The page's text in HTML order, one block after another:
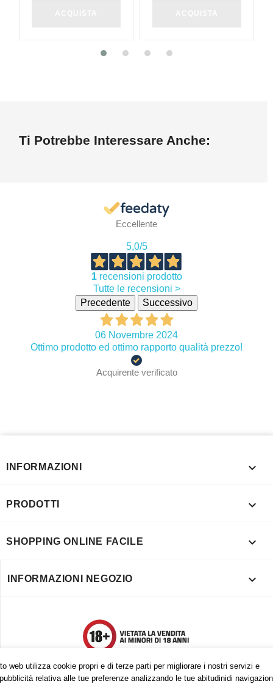
Ti Potrebbe Interessare Anche:
Eccellente
5,0/5
1recensioni prodotto
Tutte le recensioni >
Precedente
Successivo
06 Novembre 2024
Ottimo prodotto ed ottimo rapporto qualità prezzo!
Acquirente verificato
web utilizza cookie propri e di terze parti per migliorare i nostri servizi e
relativa alle tue preferenze analizzando le tue abitudinidi
INFORMAZIONI 
PRODOTTI 
SHOPPING ONLINE FACILE 
INFORMAZIONI NEGOZIO 